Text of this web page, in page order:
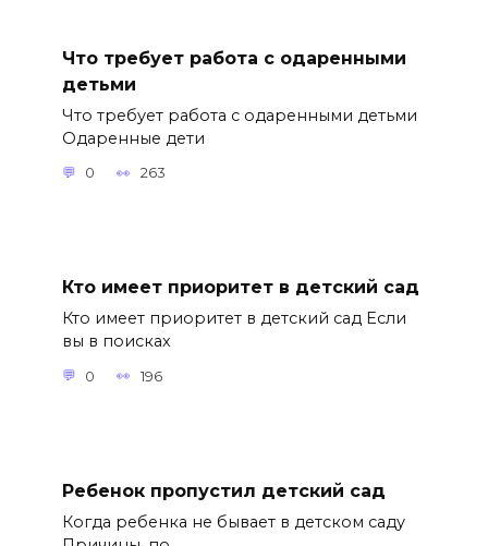
Что требует работа с одаренными
детьми
Что требует работа с одаренными детьми
Одаренные дети
0 263
Кто имеет приоритет в детский сад
Кто имеет приоритет в детский сад Если
вы в поисках
0 196
Ребенок пропустил детский сад
Когда ребенка не бывает в детском саду